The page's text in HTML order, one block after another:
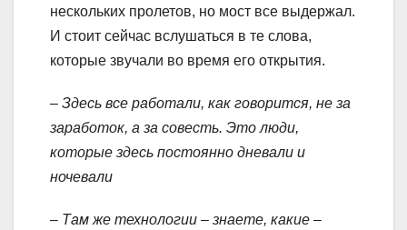
нескольких пролетов, но мост все выдержал.
И стоит сейчас вслушаться в те слова,
которые звучали во время его открытия.
– Здесь все работали, как говорится, не за
заработок, а за совесть. Это люди,
которые здесь постоянно дневали и
ночевали
– Там же технологии – знаете, какие –